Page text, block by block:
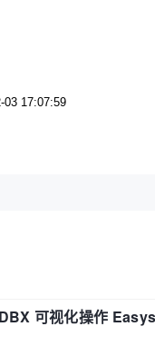
03 17:07:59
可视化操作